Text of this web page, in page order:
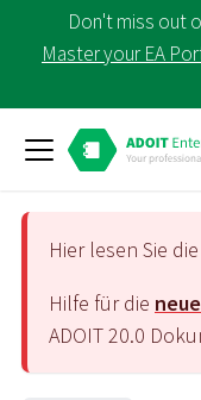
Don't miss out
Master your EA
Hier lesen Sie
Hilfe für die
ADOIT20.0